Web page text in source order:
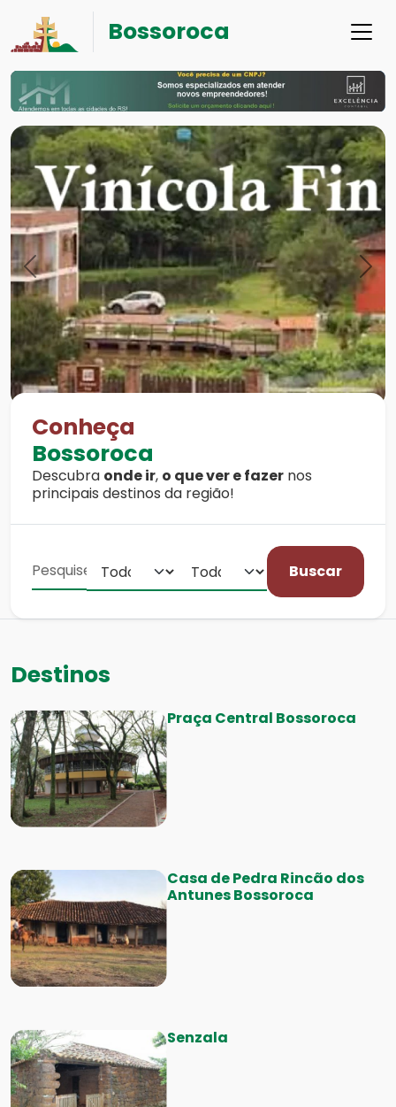
Bossoroca
Previous Next
Conheça
Bossoroca
Descubra onde ir, o que ver e fazer nos
principais destinos da região!
Buscar
Destinos
Praça Central Bossoroca
Casa de Pedra Rincão dos
Antunes Bossoroca
Senzala